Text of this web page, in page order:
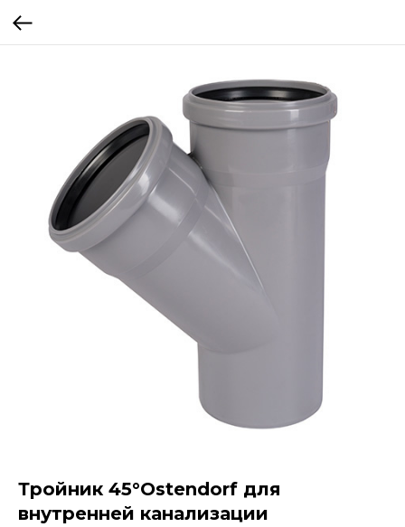
Тройник 45°Ostendorf для
внутренней канализации